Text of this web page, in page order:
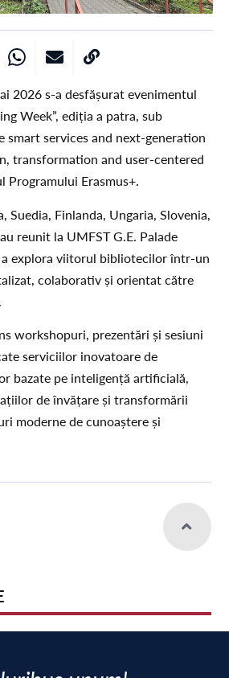
2026 s-a desfășurat evenimentul
Week”, ediția a patra, sub
smart services and next-generation
transformation and user-centered
Programului Erasmus+.
Suedia, Finlanda, Ungaria, Slovenia,
reunit la UMFST G.E. Palade
explora viitorul bibliotecilor într-un
colaborativ și orientat către
workshopuri, prezentări și sesiuni
serviciilor inovatoare de
bazate pe inteligență artificială,
de învățare și transformării
moderne de cunoaștere și